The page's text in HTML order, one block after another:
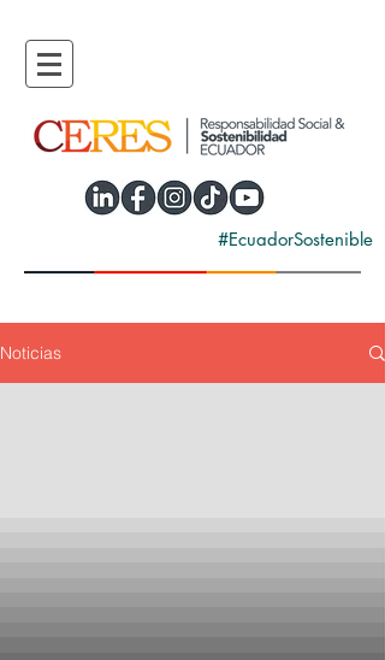
#EcuadorSostenible
Noticias